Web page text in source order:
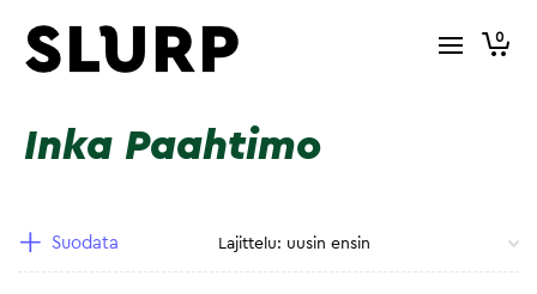
0
Inka Paahtimo
Suodata